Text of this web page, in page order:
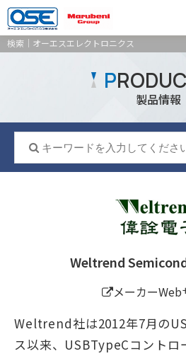
検索｜オーエスエレクトロニクス
P
製品情報
Weltrend
メーカーWeb
Weltrend社は2012年7月の
ス以来、USBTypeCコント